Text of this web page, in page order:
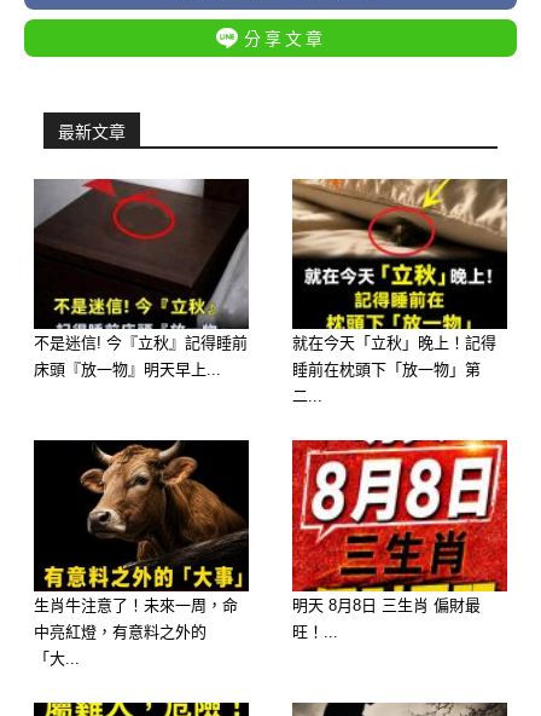
纏身、破財連連、是非不斷，務必要提
高警覺！
❌生肖虎：事業受阻，小人暗箭難防
本月犯「劫財煞」，職場容易遭到背後
放冷箭，小心同事或合作對象設局。錢
財方面恐因一時心軟借錢惹禍，投資切
忌衝動，守財比賺錢更重要！
分享文章
最新文章
不是迷信! 今『立秋』記得睡前
床頭『放一物』明天早上...
就在今天「立秋」晚上！記得
睡前在枕頭下「放一物」第
二...
生肖牛注意了！未來一周，命
中亮紅燈，有意料之外的
「大...
明天 8月8日 三生肖 偏財最
旺！...